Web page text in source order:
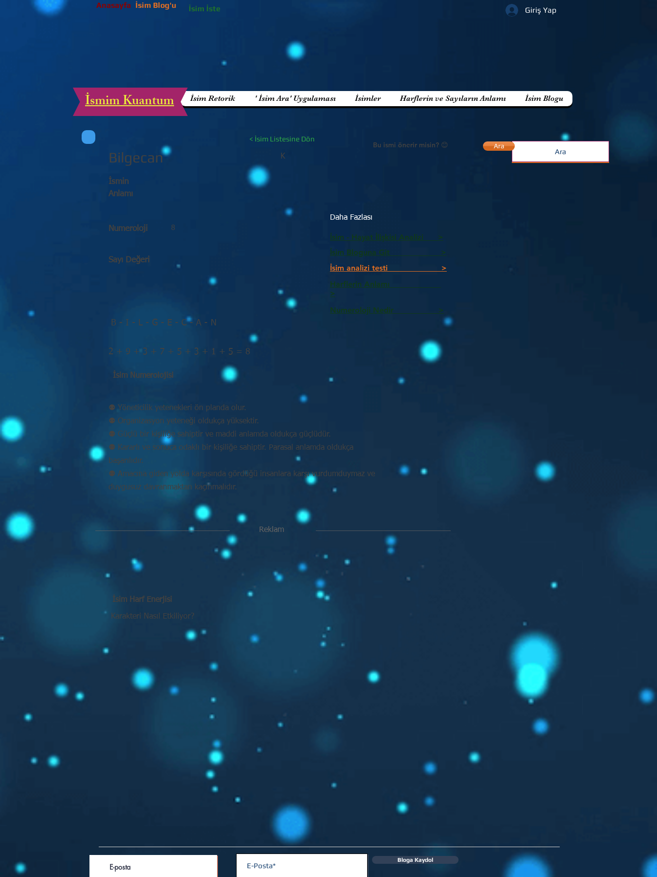
Anasayfa
Giriş Yap
İsim Blog'u İsim İste
İsim Retorik ' İsim Ara' Uygulaması İsimler Harflerin ve Sayıların Anlamı İsim Blogu
İsmim Kuantum
< İsim Listesine Dön
Bilgecan K
Bu ismi önerir misin? 😊
İsmin
Anlamı
Numeroloji 8
Sayı Değeri
B - I - L - G - E - C - A - N
Daha Fazlası
İsim - Hayat İlişkisi Analizi >
İsim Bloguna Git >
İsim analizi testi >
Harflerin Anlamı
>
Numeroloji Nedir_________ >
2 + 9 + 3 + 7 + 5 + 3 + 1 + 5 = 8
İsim Numerolojisi
⚉ Yöneticilik yetenekleri ön planda olur.
⚉ Organizasyon yeteneği oldukça yüksektir.
⚉ Güçlü bir kişiliğe sahiptir ve maddi anlamda oldukça güçlüdür.
⚉ Kararlı ve sonuca odaklı bir kişiliğe sahiptir. Parasal anlamda oldukça
başarılıdır.
⚉ Amacına giden yolda karşısında gördüğü insanlara karşı vurdumduymaz ve
duygusuz davranmaktan kaçınmalıdır.
Reklam
İsim Harf Enerjisi
Karakteri Nasıl Etkiliyor?
Ara
Bloga Kaydol